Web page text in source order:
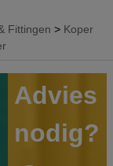
Fittingen
Koper
Advies
nodig?